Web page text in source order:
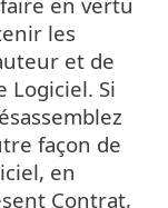
les
et de
Logiciel. Si
façon de
en
Contrat,